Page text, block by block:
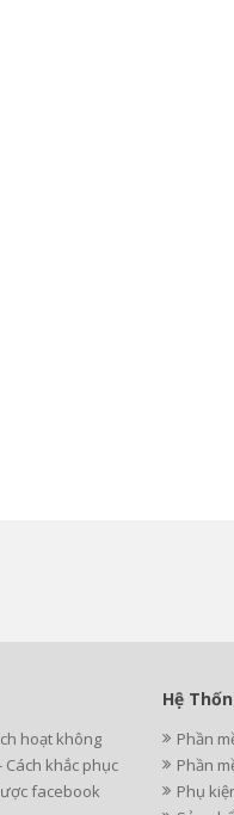
hoạt không
khắc phục
facebook
Hệ
Phần
Phần
Phụ